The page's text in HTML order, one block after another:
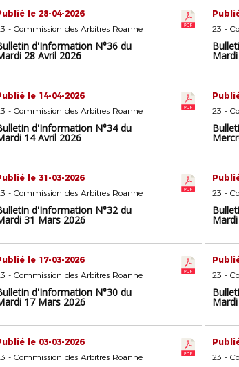
le 28-04-2026
- Commission des Arbitres Roanne
d'Information N°36 du
28 Avril 2026
23 -
le 14-04-2026
- Commission des Arbitres Roanne
d'Information N°34 du
14 Avril 2026
23 -
le 31-03-2026
- Commission des Arbitres Roanne
d'Information N°32 du
31 Mars 2026
23 -
le 17-03-2026
- Commission des Arbitres Roanne
d'Information N°30 du
17 Mars 2026
23 -
le 03-03-2026
- Commission des Arbitres Roanne
23 -